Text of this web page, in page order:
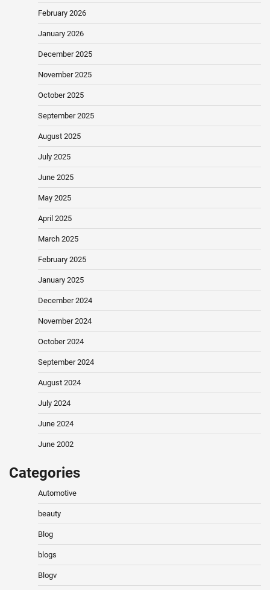
February 2026
January 2026
December 2025
November 2025
October 2025
September 2025
August 2025
July 2025
June 2025
May 2025
April 2025
March 2025
February 2025
January 2025
December 2024
November 2024
October 2024
September 2024
August 2024
July 2024
June 2024
June 2002
Categories
Automotive
beauty
Blog
blogs
Blogv